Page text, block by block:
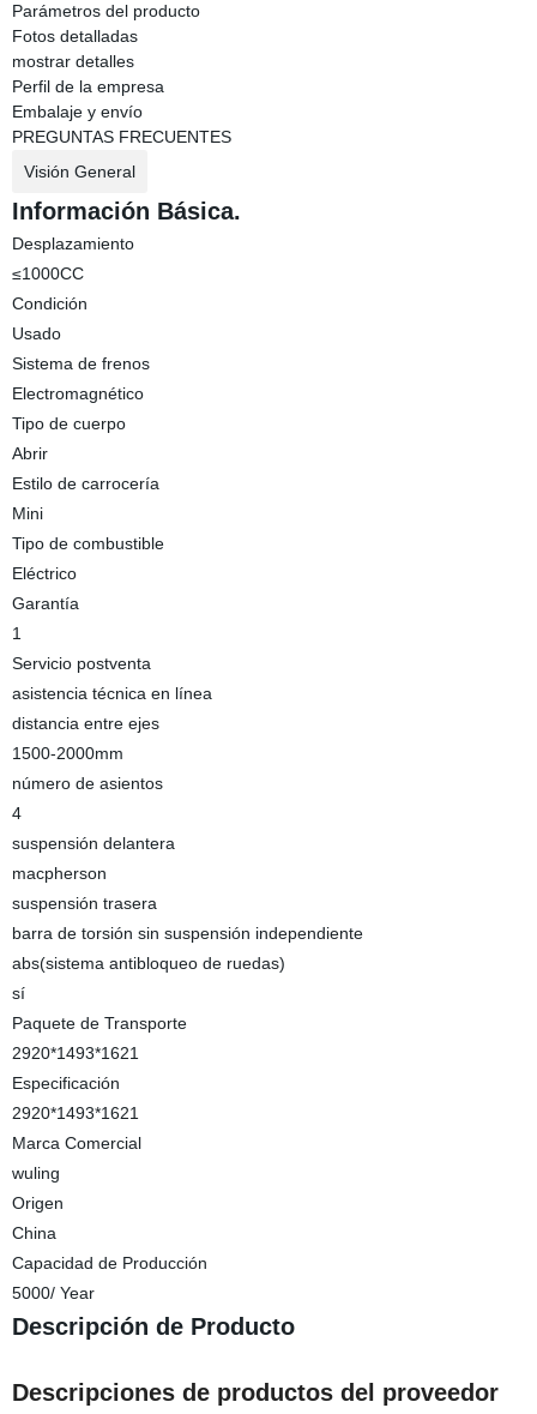
Parámetros del producto
Fotos detalladas
mostrar detalles
Perfil de la empresa
Embalaje y envío
PREGUNTAS FRECUENTES
Visión General
Información Básica.
Desplazamiento
≤1000CC
Condición
Usado
Sistema de frenos
Electromagnético
Tipo de cuerpo
Abrir
Estilo de carrocería
Mini
Tipo de combustible
Eléctrico
Garantía
1
Servicio postventa
asistencia técnica en línea
distancia entre ejes
1500-2000mm
número de asientos
4
suspensión delantera
macpherson
suspensión trasera
barra de torsión sin suspensión independiente
abs(sistema antibloqueo de ruedas)
sí
Paquete de Transporte
2920*1493*1621
Especificación
2920*1493*1621
Marca Comercial
wuling
Origen
China
Capacidad de Producción
5000/ Year
Descripción de Producto
Descripciones de productos del proveedor